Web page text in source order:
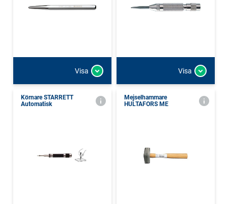
Visa Visa
Körnare STARRETT
Automatisk
Mejselhammare
HULTAFORS ME